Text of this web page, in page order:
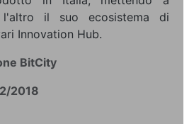
l'altro il suo ecosistema di
Innovation Hub.
BitCity
2018